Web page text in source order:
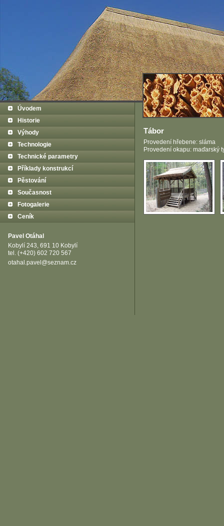
Úvodem
Historie
Výhody
Technologie
Technické parametry
Příklady konstrukcí
Pěstování
Současnost
Fotogalerie
Ceník
Pavel Otáhal
Kobylí 243, 691 10 Kobylí
tel. (+420) 602 720 567
otahal.pavel@seznam.cz
Tábor
Provedení hřebene: sláma
Provedení okapu: maďarský